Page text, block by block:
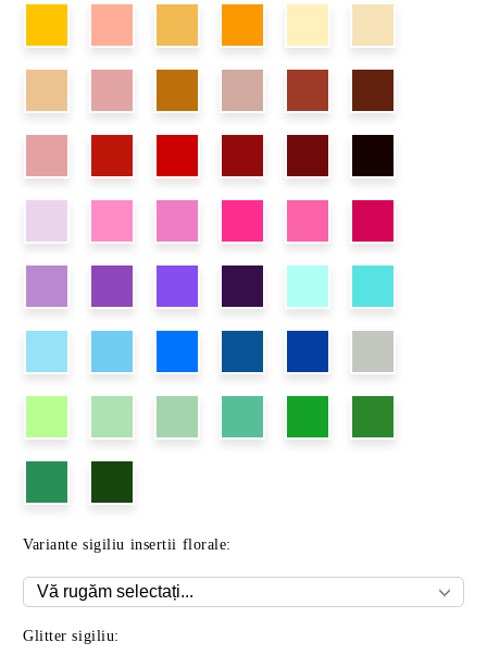
Variante sigiliu insertii florale:
Glitter sigiliu: